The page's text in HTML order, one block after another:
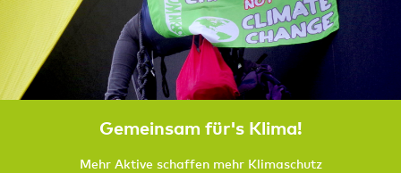
Gemeinsam für's Klima!
Mehr Aktive schaffen mehr Klimaschutz